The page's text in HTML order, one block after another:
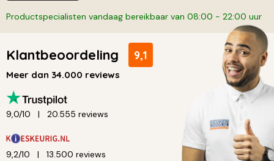
Productspecialisten vandaag bereikbaar van 08:00 - 22:00 uur
Klantbeoordeling 9,1
Meer dan 34.000 reviews
9,0/10 20.555 reviews
9,2/10 13.500 reviews